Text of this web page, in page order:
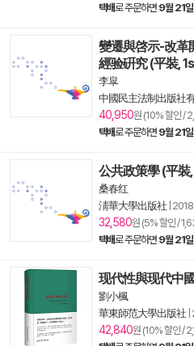
택배로 주문하면 9월 21
變遷與啓示-改革
經验硏究 (平裝,
李皐
中國民主法制出版社
40,950원 (10% 할인 /
택배로 주문하면 9월 21
公共政策學 (平裝
桑春红
淸華大學出版社
32,580원 (5% 할인 /
택배로 주문하면 9월 21
现代性與现代中
劉小楓
華東師范大學出版社
42,840원 (10% 할인 /